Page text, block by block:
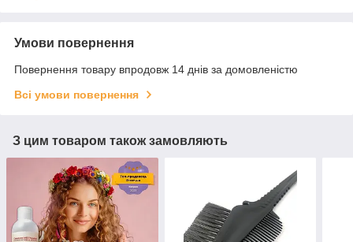
Умови повернення
Повернення товару впродовж 14 днів за домовленістю
Всі умови повернення
З цим товаром також замовляють